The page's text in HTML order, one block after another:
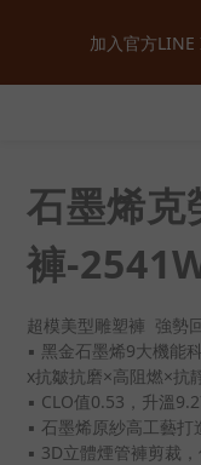
００  購物金
加入官方
全館購物滿  ＄１８
石墨烯克
褲-
超模美型雕塑褲  強勢
▪ 黑金石墨烯9大機能
x抗皺抗磨×高阻燃×抗
▪ CLO值0.53，升溫
▪ 石墨烯原紗高工藝
▪ 3D立體煙管褲剪裁